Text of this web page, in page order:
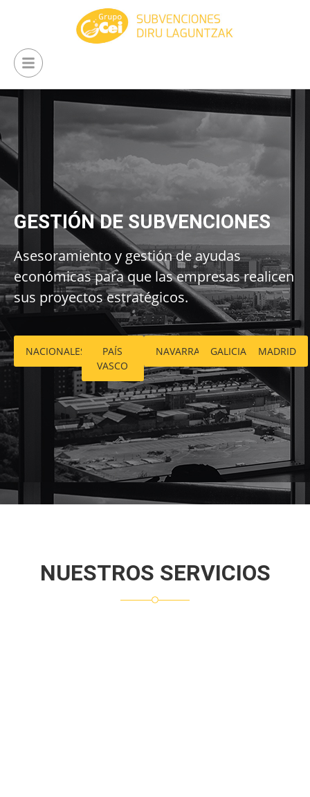
GESTIÓN DE SUBVENCIONES
Asesoramiento y gestión de ayudas
económicas para que las empresas realicen
sus proyectos estratégicos.
NACIONALES
PAÍS
VASCO
NAVARRA GALICIA MADRID
NUESTROS SERVICIOS